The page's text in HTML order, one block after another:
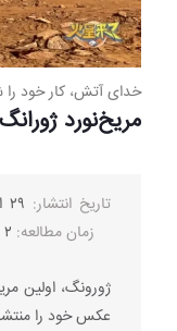
خدای آتش، کار خود را
مریخ‌نورد
تاریخ انتشار: ۲۹ اردیبهشت ۰۰
زمان مطالعه: ۲ دقیقه
عکس خود را